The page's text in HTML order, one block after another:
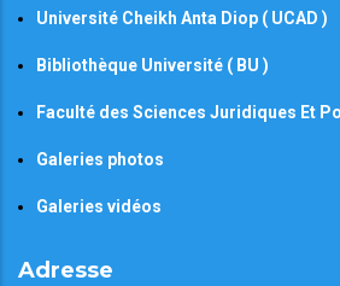
Université Cheikh Anta Diop ( UCAD )
Bibliothèque Université ( BU )
Faculté des Sciences Juridiques Et
Galeries photos
Galeries vidéos
Adresse